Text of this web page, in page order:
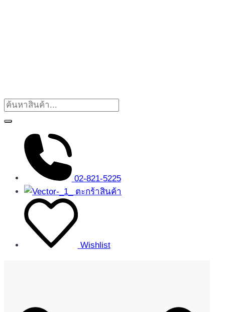
02-821-5225
ตะกร้าสินค้า
Wishlist